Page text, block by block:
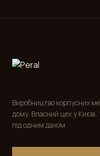
Виробництво корпусних
дому. Власний цех у Києві,
під одним дахом.